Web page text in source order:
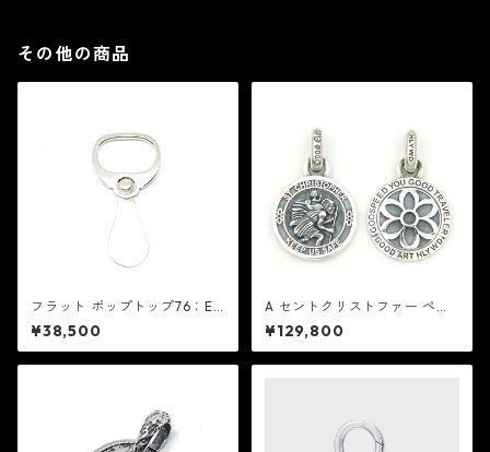
その他の商品
フラット ポップトップ76：ED
F イーディーエフ
¥38,500
A セントクリストファー ペン
ダント：Good Art HLYWD グ
ッド アート ハリウッド
¥129,800